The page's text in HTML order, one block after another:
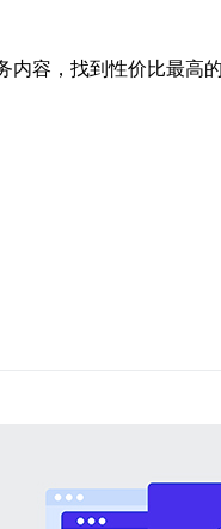
容，找到性价比最高的